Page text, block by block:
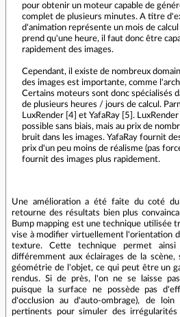
pour obtenir un moteur capable de
complet de plusieurs minutes. A titre
d'animation représente un mois de
prend qu'une heure, il faut donc être
rapidement des images.
Cependant, il existe de nombreux
des images est importante, comme
Certains moteurs sont donc spécialisés
de plusieurs heures / jours de calcul.
LuxRender [4] et YafaRay [5].
possible sans biais, mais au prix de
bruit dans les images. YafaRay fournit
prix d'un peu moins de réalisme (pas
fournit des images plus rapidement.
Une amélioration a été faite du coté
retourne des résultats bien plus
Bump mapping est une technique utilisée
vise à modifier virtuellement l'orientation
texture. Cette technique permet
différemment aux éclairages de la
géométrie de l'objet, ce qui peut être un
rendus. Si de près, l'on ne se laisse
puisque la surface ne possède pas
d'occlusion au d'auto-ombrage), de
pertinents pour simuler des